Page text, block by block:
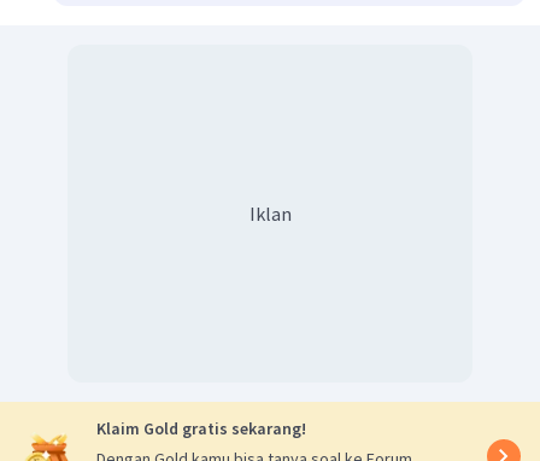
Iklan
Klaim Gold gratis sekarang!